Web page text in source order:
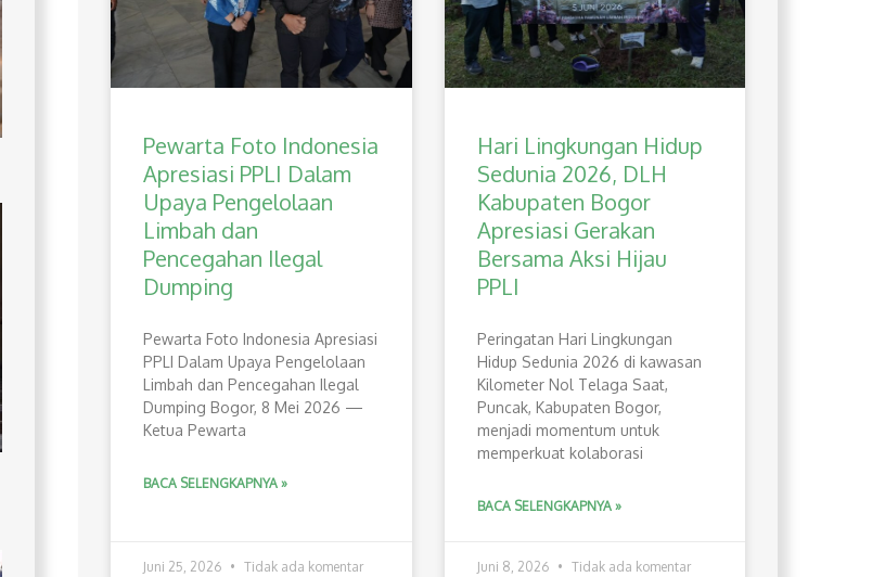
Pewarta Foto Indonesia
Apresiasi PPLI Dalam
Upaya Pengelolaan
Limbah dan
Pencegahan Ilegal
Dumping
Pewarta Foto Indonesia Apresiasi
PPLI Dalam Upaya Pengelolaan
Limbah dan Pencegahan Ilegal
Dumping Bogor, 8 Mei 2026 —
Ketua Pewarta
BACA SELENGKAPNYA »
Juni 25, 2026 Tidak ada komentar
Hari Lingkungan Hidup
Sedunia 2026, DLH
Kabupaten Bogor
Apresiasi Gerakan
Bersama Aksi Hijau
PPLI
Peringatan Hari Lingkungan
Hidup Sedunia 2026 di kawasan
Kilometer Nol Telaga Saat,
Puncak, Kabupaten Bogor,
menjadi momentum untuk
memperkuat kolaborasi
BACA SELENGKAPNYA »
Juni 8, 2026 Tidak ada komentar